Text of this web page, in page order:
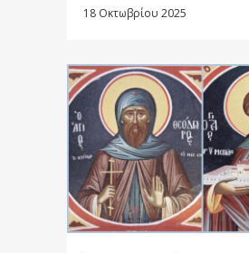
18 Οκτωβρίου 2025